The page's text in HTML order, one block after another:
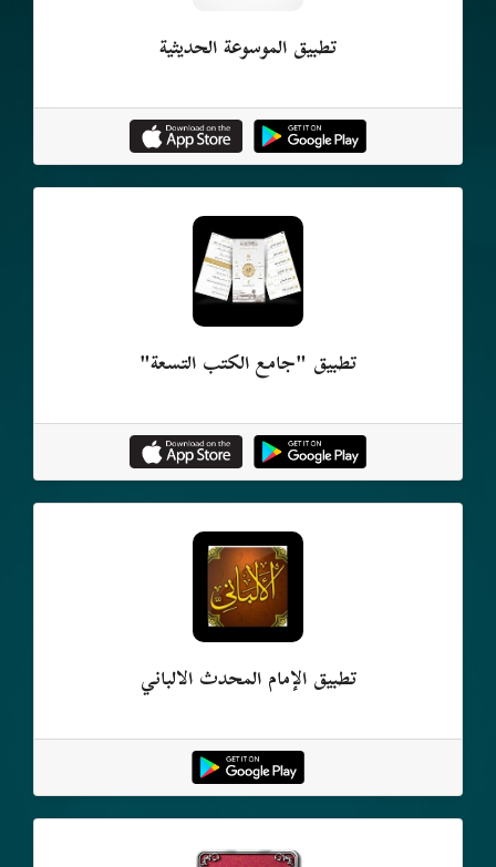
تطبيق الموسوعة الحديثية
تطبيق "جامع الكتب التسعة"
تطبيق الإمام المحدث الألباني